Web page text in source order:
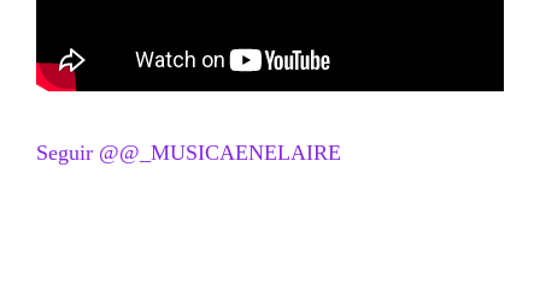
Seguir @@_MUSICAENELAIRE